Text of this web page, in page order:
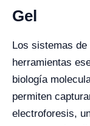
Gel
Los sistemas
herramientas
biología
permiten
electroforesis,